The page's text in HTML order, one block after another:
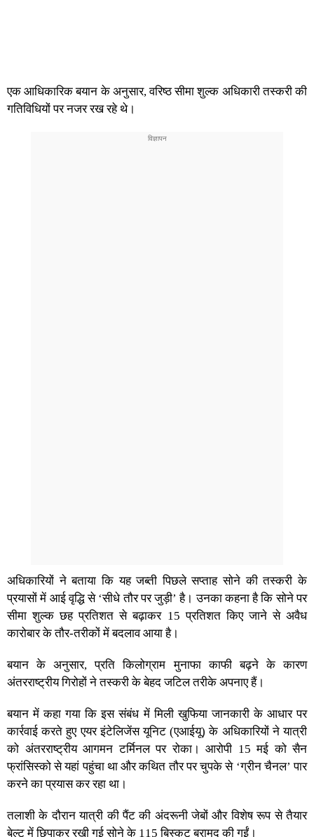
एक आधिकारिक बयान के अनुसार, वरिष्ठ सीमा शुल्क अधिकारी तस्करी की
गतिविधियों पर नजर रख रहे थे।
अधिकारियों ने बताया कि यह जब्ती पिछले सप्ताह सोने की तस्करी के
प्रयासों में आई वृद्धि से ‘सीधे तौर पर जुड़ी’ है। उनका कहना है कि सोने पर
सीमा शुल्क छह प्रतिशत से बढ़ाकर 15 प्रतिशत किए जाने से अवैध
कारोबार के तौर-तरीकों में बदलाव आया है।
बयान के अनुसार, प्रति किलोग्राम मुनाफा काफी बढ़ने के कारण
अंतरराष्ट्रीय गिरोहों ने तस्करी के बेहद जटिल तरीके अपनाए हैं।
बयान में कहा गया कि इस संबंध में मिली खुफिया जानकारी के आधार पर
कार्रवाई करते हुए एयर इंटेलिजेंस यूनिट (एआईयू) के अधिकारियों ने यात्री
को अंतरराष्ट्रीय आगमन टर्मिनल पर रोका। आरोपी 15 मई को सैन
फ्रांसिस्को से यहां पहुंचा था और कथित तौर पर चुपके से ‘ग्रीन चैनल’ पार
करने का प्रयास कर रहा था।
तलाशी के दौरान यात्री की पैंट की अंदरूनी जेबों और विशेष रूप से तैयार
बेल्ट में छिपाकर रखी गई सोने के 115 बिस्कुट बरामद की गईं।